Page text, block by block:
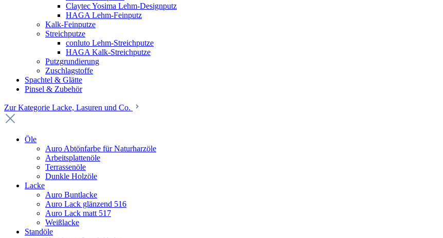
Claytec Yosima Lehm-Designputz
HAGA Lehm-Feinputz
Kalk-Feinputze
Streichputze
conluto Lehm-Streichputze
HAGA Kalk-Streichputze
Putzgrundierung
Zuschlagstoffe
Spachtel & Glätte
Pinsel & Zubehör
Zur Kategorie Lacke, Lasuren und Co.
Öle
Auro Abtönfarbe für Naturharzöle
Arbeitsplattenöle
Terrassenöle
Dunkle Holzöle
Lacke
Auro Buntlacke
Auro Lack glänzend 516
Auro Lack matt 517
Weißlacke
Standöle